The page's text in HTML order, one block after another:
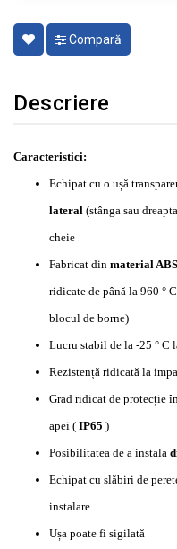
Compară
Descriere
Caracteristici:
Echipat cu o ușă
lateral (stânga sau
cheie
Fabricat din material
ridicate de până la 960 °
blocul de borne)
Lucru stabil de la -25 ° C
Rezistență ridicată la
Grad ridicat de protecție
apei ( IP65 )
Posibilitatea de a instala
Echipat cu slăbiri de
instalare
Ușa poate fi sigilată